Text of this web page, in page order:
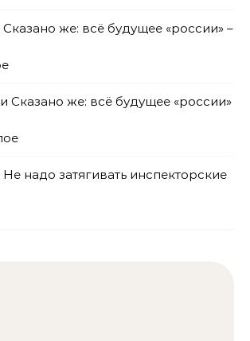
Сказано же: всё будущее «россии» –
Сказано же: всё будущее «россии»
Не надо затягивать инспекторские